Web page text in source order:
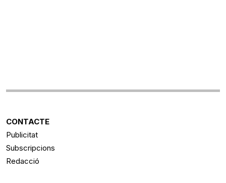
CONTACTE
Publicitat
Subscripcions
Redacció